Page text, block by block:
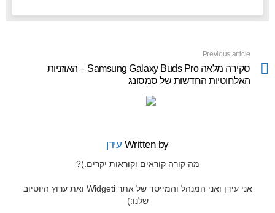
more
Previous article
סקירה מלאה Samsung Galaxy Buds Pro – האוזניות
האלחוטיות החדשות של סמסונג
Written by עידן
מה קורה קוראים וקוראות יקרים:)?
אני עידן ואני המנהל והמייסד של אתר Widgeti ואת ערוץ היוטיוב
שלנו:)